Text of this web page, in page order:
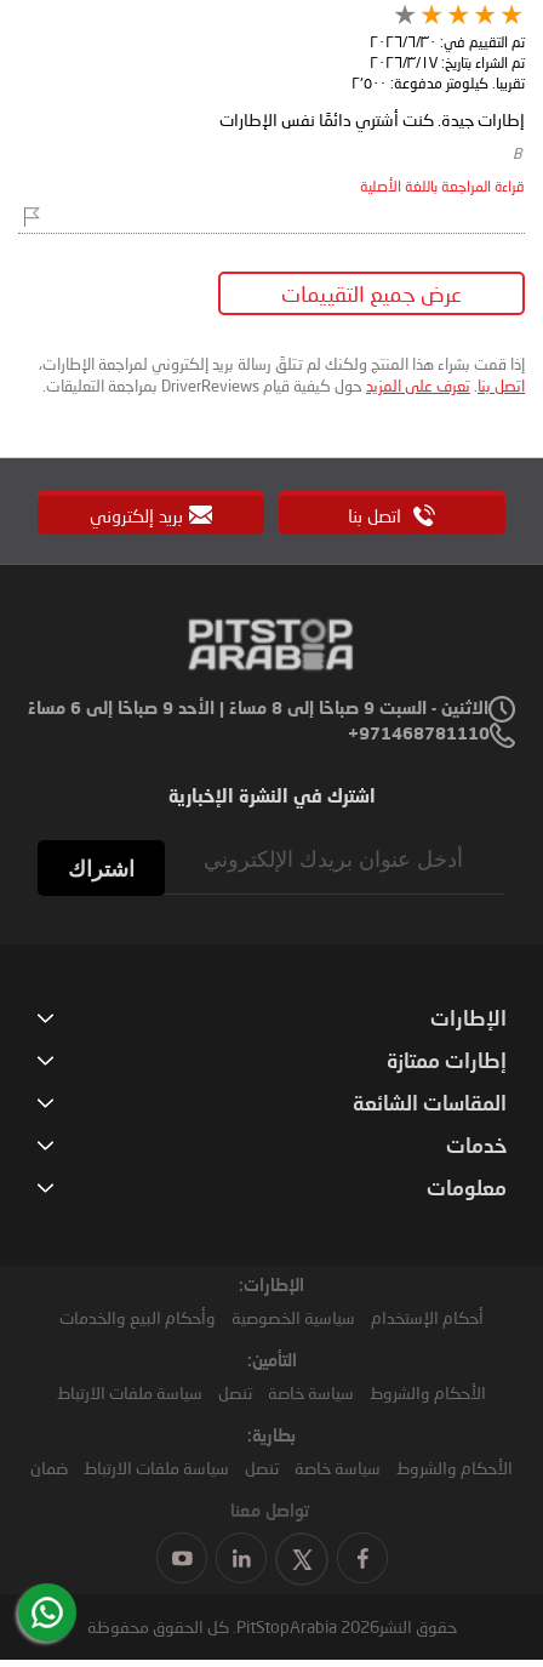
تم التقييم في: ٣٠‏/٦‏/٢٠٢٦
تم الشراء بتاريخ: ١٧‏/٣‏/٢٠٢٦
تقريبا. كيلومتر مدفوعة: ٢٬٥٠٠
إطارات جيدة. كنت أشتري دائمًا نفس الإطارات
​ B
قراءة المراجعة باللغة الأصلية
عرض جميع التقييمات
إذا قمت بشراء هذا المنتج ولكنك لم تتلقَ رسالة بريد إلكتروني لمراجعة الإطارات،
اتصل بنا تعرف على المزيد حول كيفية قيام DriverReviews بمراجعة التعليقات.
اتصل بنا بريد إلكتروني
الاثنين - السبت 9 صباحًا إلى 8 مساءً | الأحد 9 صباحًا إلى 6 مساءً
971468781110+
اشترك في النشرة الإخبارية
اشتراك
الإطارات
إطارات ممتازة
المقاسات الشائعة
خدمات
معلومات
الإطارات:
أحكام الإستخدام سياسية الخصوصية وأحكام البيع والخدمات
التأمين:
الأحكام والشروط سياسة خاصة تنصل سياسة ملفات الارتباط
بطارية:
الأحكام والشروط سياسة خاصة تنصل سياسة ملفات الارتباط ضمان
تواصل معنا
حقوق النشر2026 PitStopArabia. كل الحقوق محفوظة